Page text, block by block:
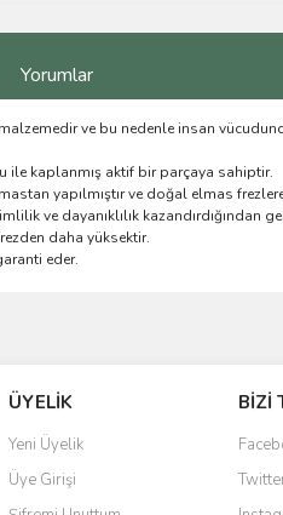
Yorumlar
ve bu nedenle insan
ile kaplanmış aktif bir parçaya sahiptir.
yapılmıştır ve doğal elmas
ve dayanıklılık kazandırdığından
daha yüksektir.
eder.
ÜYELİK
Yeni Üyelik
Üye Girişi
BİZİ